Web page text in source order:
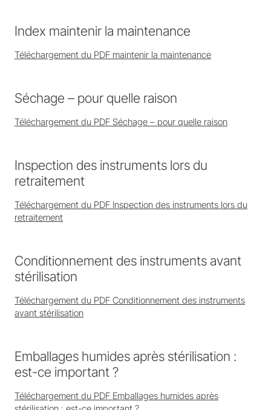
Index maintenir la maintenance
Téléchargement du PDF maintenir la maintenance
Séchage – pour quelle raison
Téléchargement du PDF Séchage – pour quelle raison
Inspection des instruments lors du
retraitement
Téléchargement du PDF Inspection des instruments lors du
retraitement
Conditionnement des instruments avant
stérilisation
Téléchargement du PDF Conditionnement des instruments
avant stérilisation
Emballages humides après stérilisation :
est-ce important ?
Téléchargement du PDF Emballages humides après